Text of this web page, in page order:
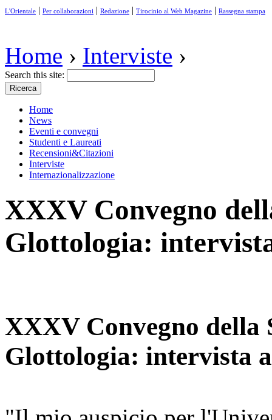
L'Orientale | Per collaborazioni | Redazione | Tirocinio al Web Magazine | Rassegna stampa
Home › Interviste ›
Search this site:
Home
News
Eventi e convegni
Studenti e Laureati
Recensioni&Citazioni
Interviste
Internazionalizzazione
XXXV Convegno
Glottologia:
XXXV Convegno della
Glottologia: intervista